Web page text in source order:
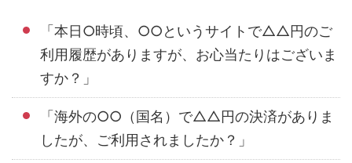
「本日○時頃、○○というサイトで△△円のご
利用履歴がありますが、お心当たりはございま
すか？」
「海外の○○（国名）で△△円の決済がありま
したが、ご利用されましたか？」